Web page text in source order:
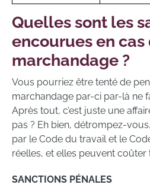
Quelles sont les
encourues en
marchandage ?
Vous pourriez être tenté de
marchandage par-ci par-là ne
Après tout, c’est juste une
pas ? Eh bien, détrompez-
par le Code du travail et le
réelles, et elles peuvent coûter
SANCTIONS PÉNALES